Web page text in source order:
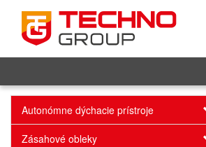
Autonómne dýchacie prístroje
Zásahové obleky